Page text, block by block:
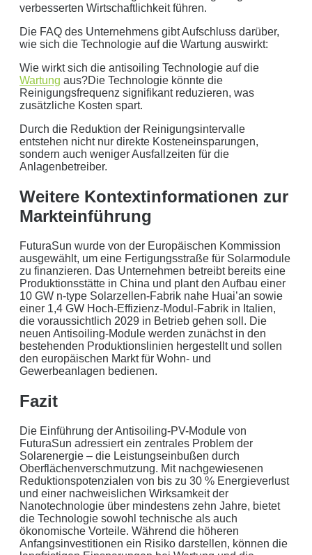
verbesserten Wirtschaftlichkeit führen.
Die FAQ des Unternehmens gibt Aufschluss darüber,
wie sich die Technologie auf die Wartung auswirkt:
Wie wirkt sich die antisoiling Technologie auf die
Wartung aus?Die Technologie könnte die
Reinigungsfrequenz signifikant reduzieren, was
zusätzliche Kosten spart.
Durch die Reduktion der Reinigungsintervalle
entstehen nicht nur direkte Kosteneinsparungen,
sondern auch weniger Ausfallzeiten für die
Anlagenbetreiber.
Weitere Kontextinformationen zur
Markteinführung
FuturaSun wurde von der Europäischen Kommission
ausgewählt, um eine Fertigungsstraße für Solarmodule
zu finanzieren. Das Unternehmen betreibt bereits eine
Produktionsstätte in China und plant den Aufbau einer
10 GW n-type Solarzellen-Fabrik nahe Huai’an sowie
einer 1,4 GW Hoch-Effizienz-Modul-Fabrik in Italien,
die voraussichtlich 2029 in Betrieb gehen soll. Die
neuen Antisoiling-Module werden zunächst in den
bestehenden Produktionslinien hergestellt und sollen
den europäischen Markt für Wohn- und
Gewerbeanlagen bedienen.
Fazit
Die Einführung der Antisoiling-PV-Module von
FuturaSun adressiert ein zentrales Problem der
Solarenergie – die Leistungseinbußen durch
Oberflächenverschmutzung. Mit nachgewiesenen
Reduktionspotenzialen von bis zu 30 % Energieverlust
und einer nachweislichen Wirksamkeit der
Nanotechnologie über mindestens zehn Jahre, bietet
die Technologie sowohl technische als auch
ökonomische Vorteile. Während die höheren
Anfangsinvestitionen ein Risiko darstellen, können die